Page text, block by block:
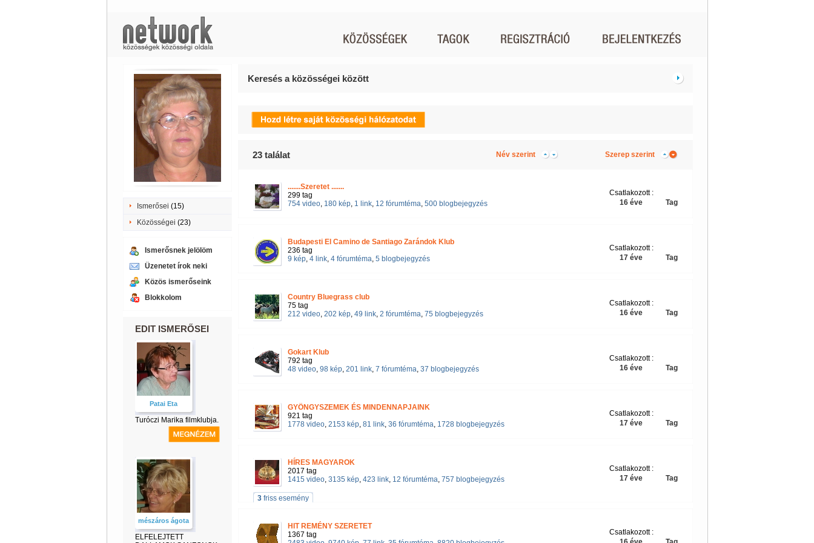
Ismerősei (15)
Közösségei (23)
Ismerősnek jelölöm
Üzenetet írok neki
Közös ismerőseink
Blokkolom
EDIT ISMERŐSEI
Patai Eta
Turóczi Marika filmklubja.
mészáros ágota
ELFELEJTETT
Keresés a közösségei között
23találat Név szerint Szerep szerint
.......Szeretet .......
299 tag
754 video, 180 kép, 1 link, 12 fórumtéma, 500 blogbejegyzés Tag
Csatlakozott :
16 éve
Budapesti El Camino de Santiago Zarándok Klub
236 tag
9 kép, 4 link, 4 fórumtéma, 5 blogbejegyzés Tag
Csatlakozott :
17 éve
Country Bluegrass club
75 tag
212 video, 202 kép, 49 link, 2 fórumtéma, 75 blogbejegyzés Tag
Csatlakozott :
16 éve
Gokart Klub
792 tag
48 video, 98 kép, 201 link, 7 fórumtéma, 37 blogbejegyzés Tag
Csatlakozott :
16 éve
GYÖNGYSZEMEK ÉS MINDENNAPJAINK
921 tag
1778 video, 2153 kép, 81 link, 36 fórumtéma, 1728 blogbejegyzés Tag
Csatlakozott :
17 éve
HÍRES MAGYAROK
2017 tag
1415 video, 3135 kép, 423 link, 12 fórumtéma, 757 blogbejegyzés Tag
Csatlakozott :
17 éve
3friss esemény
HIT REMÉNY SZERETET
1367 tag
Csatlakozott :